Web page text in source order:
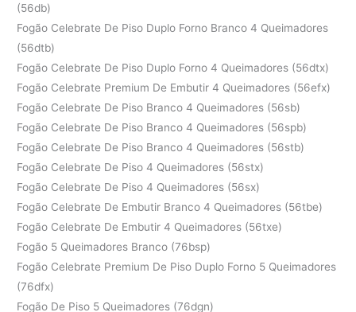
(56db)
Fogão Celebrate De Piso Duplo Forno Branco 4 Queimadores
(56dtb)
Fogão Celebrate De Piso Duplo Forno 4 Queimadores (56dtx)
Fogão Celebrate Premium De Embutir 4 Queimadores (56efx)
Fogão Celebrate De Piso Branco 4 Queimadores (56sb)
Fogão Celebrate De Piso Branco 4 Queimadores (56spb)
Fogão Celebrate De Piso Branco 4 Queimadores (56stb)
Fogão Celebrate De Piso 4 Queimadores (56stx)
Fogão Celebrate De Piso 4 Queimadores (56sx)
Fogão Celebrate De Embutir Branco 4 Queimadores (56tbe)
Fogão Celebrate De Embutir 4 Queimadores (56txe)
Fogão 5 Queimadores Branco (76bsp)
Fogão Celebrate Premium De Piso Duplo Forno 5 Queimadores
(76dfx)
Fogão De Piso 5 Queimadores (76dgn)